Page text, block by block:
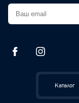
Каталог